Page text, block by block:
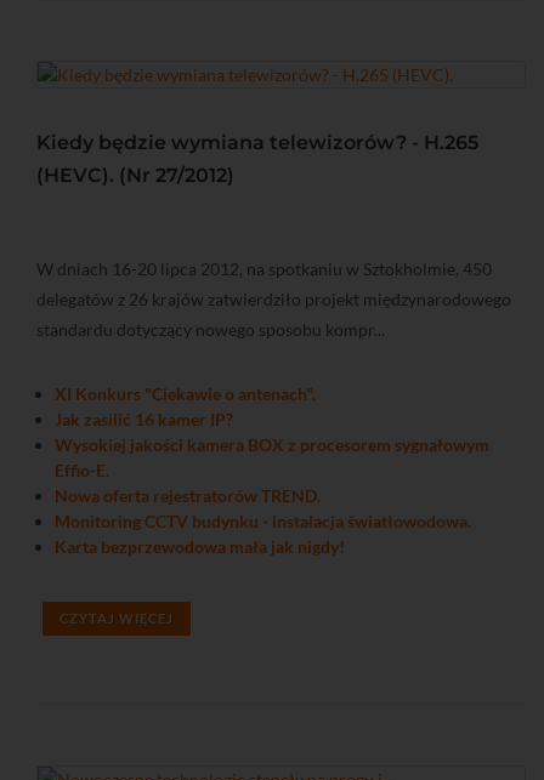
Kiedy będzie wymiana telewizorów? - H.265
(HEVC). (Nr 27/2012)
W dniach 16-20 lipca 2012, na spotkaniu w Sztokholmie, 450
delegatów z 26 krajów zatwierdziło projekt międzynarodowego
standardu dotyczący nowego sposobu kompr...
XI Konkurs "Ciekawie o antenach".
Jak zasilić 16 kamer IP?
Wysokiej jakości kamera BOX z procesorem sygnałowym
Effio-E.
Nowa oferta rejestratorów TREND.
Monitoring CCTV budynku - instalacja światłowodowa.
Karta bezprzewodowa mała jak nigdy!
CZYTAJ WIĘCEJ